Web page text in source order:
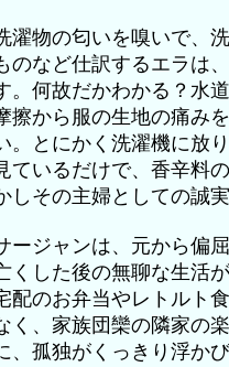
濯物の匂いを嗅いで、
のなど仕訳するエラは
。何故だかわかる？水
擦から服の生地の痛み
。とにかく洗濯機に放
ているだけで、香辛料
しその主婦としての誠
ージャンは、元から偏
くした後の無聊な生活
配のお弁当やレトルト
く、家族団欒の隣家の
、孤独がくっきり浮か